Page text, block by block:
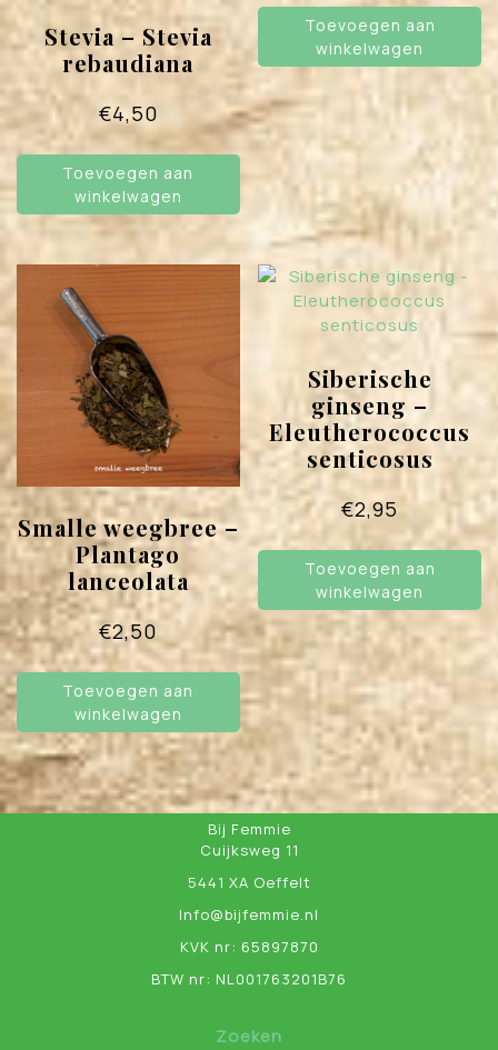
Stevia – Stevia
rebaudiana
€4,50
Toevoegen aan
winkelwagen
Toevoegen aan
winkelwagen
Smalle weegbree –
Plantago
lanceolata
€2,50
Toevoegen aan
winkelwagen
Siberische
ginseng –
Eleutherococcus
senticosus
€2,95
Toevoegen aan
winkelwagen
Bij Femmie
Cuijksweg 11
5441 XA Oeffelt
Info@bijfemmie.nl
KVK nr: 65897870
BTW nr: NL001763201B76
Zoeken